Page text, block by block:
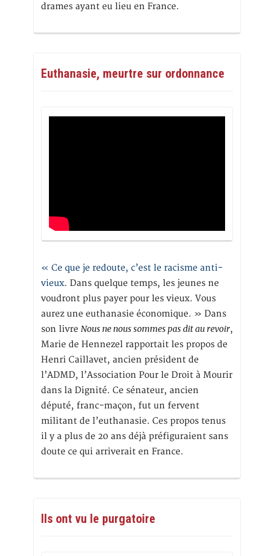
drames ayant eu lieu en France.
Euthanasie, meurtre sur ordonnance
« Ce que je redoute, c’est le racisme anti-
vieux. Dans quelque temps, les jeunes ne
voudront plus payer pour les vieux. Vous
aurez une euthanasie économique. » Dans
son livre Nous ne nous sommes pas dit au revoir,
Marie de Hennezel rapportait les propos de
Henri Caillavet, ancien président de
l’ADMD, l’Association Pour le Droit à Mourir
dans la Dignité. Ce sénateur, ancien
député, franc-maçon, fut un fervent
militant de l’euthanasie. Ces propos tenus
il y a plus de 20 ans déjà préfiguraient sans
doute ce qui arriverait en France.
Ils ont vu le purgatoire